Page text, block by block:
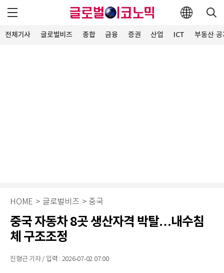
전체기사 글로벌비즈 종합 금융 증권 산업 ICT 부동산·
HOME > 글로벌비즈 > 중국
중국 자동차 8곳 생산자격 박탈…내수침
체 구조조정
진형근 기자 / 입력 : 2026-07-02 07:00